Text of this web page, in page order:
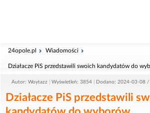
24opole.pl Wiadomości
Działacze PiS przedstawili swoich kandydatów do
Autor: Woytazz Wyświetleń: 3854 Dodano: 2024-03-08 /
Działacze PiS przedstawili